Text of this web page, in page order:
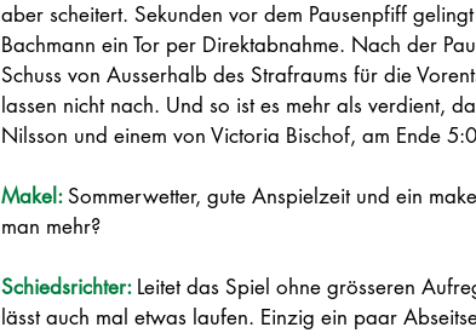
aber scheitert. Sekunden vor dem Pausenpfiff
Bachmann ein Tor per Direktabnahme. Nach der
Schuss von Ausserhalb des Strafraums für die
lassen nicht nach. Und so ist es mehr als verdient,
Nilsson und einem von Victoria Bischof, am Ende
Makel: Sommerwetter, gute Anspielzeit und ein
man mehr?
Schiedsrichter: Leitet das Spiel ohne grösseren
lässt auch mal etwas laufen. Einzig ein paar